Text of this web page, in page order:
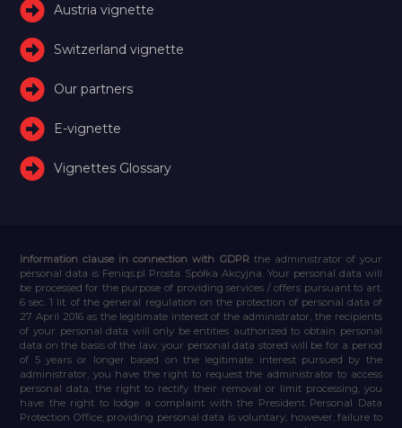
Austria vignette
Switzerland vignette
Our partners
E-vignette
Vignettes Glossary
Information clause in connection with GDPR the administrator of your
personal data is Feniqs.pl Prosta Spółka Akcyjna. Your personal data will
be processed for the purpose of providing services / offers pursuant to art.
6 sec. 1 lit. of the general regulation on the protection of personal data of
27 April 2016 as the legitimate interest of the administrator, the recipients
of your personal data will only be entities authorized to obtain personal
data on the basis of the law, your personal data stored will be for a period
of 5 years or longer based on the legitimate interest pursued by the
administrator, you have the right to request the administrator to access
personal data, the right to rectify their removal or limit processing, you
have the right to lodge a complaint with the President Personal Data
Protection Office, providing personal data is voluntary, however, failure to